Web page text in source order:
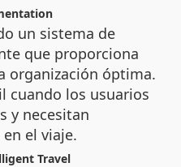
un sistema de
que proporciona
organización óptima.
cuando los usuarios
y necesitan
el viaje.
Travel